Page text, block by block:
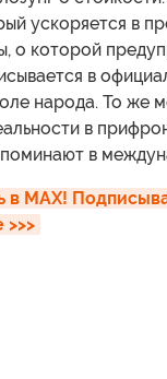
ускоряется в
о которой
в
народа. То же
в
в
MAX!